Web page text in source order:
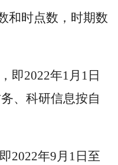
和时点数，时期数
即2022年1月1日
、科研信息按自
2022年9月1日至